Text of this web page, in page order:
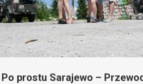
Po prostu Sarajewo –